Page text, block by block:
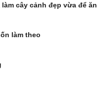
cây cảnh đẹp vừa để ăn
làm theo